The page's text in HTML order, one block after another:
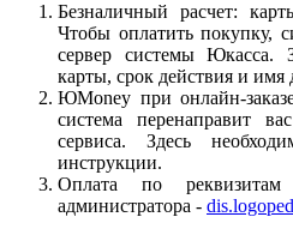
Безналичный расчет:
Чтобы оплатить покупку,
сервер системы Юкасса.
карты, срок действия и имя
ЮMoney при онлайн-
система перенаправит
сервиса. Здесь
инструкции.
Оплата по
администратора -